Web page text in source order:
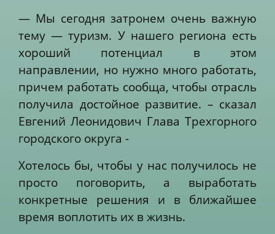
— Мы сегодня затронем очень важную
тему — туризм. У нашего региона есть
хороший потенциал в этом
направлении, но нужно много работать,
причем работать сообща, чтобы отрасль
получила достойное развитие. – сказал
Евгений Леонидович Глава Трехгорного
городского округа -
Хотелось бы, чтобы у нас получилось не
просто поговорить, а выработать
конкретные решения и в ближайшее
время воплотить их в жизнь.